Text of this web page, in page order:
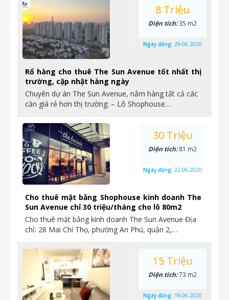
Rổ hàng cho thuê The Sun Avenue tốt nhất thị
trường, cập nhật hàng ngày
Chuyên dự án The Sun Avenue, nắm hàng tất cả các
căn giá rẻ hơn thị trường: – Lô Shophouse…
8 Triệu
Diện tích:35 m2
Ngày đăng: 29-06-2020
Cho thuê mặt bằng Shophouse kinh doanh The
Sun Avenue chỉ 30 triệu/tháng cho lô 80m2
Cho thuê mặt bằng kinh doanh The Sun Avenue Địa
chỉ: 28 Mai Chí Thọ, phường An Phú, quận 2,…
30 Triệu
Diện tích:81 m2
Ngày đăng: 22-06-2020
15 Triệu
Diện tích:73 m2
Ngày đăng: 19-06-2020